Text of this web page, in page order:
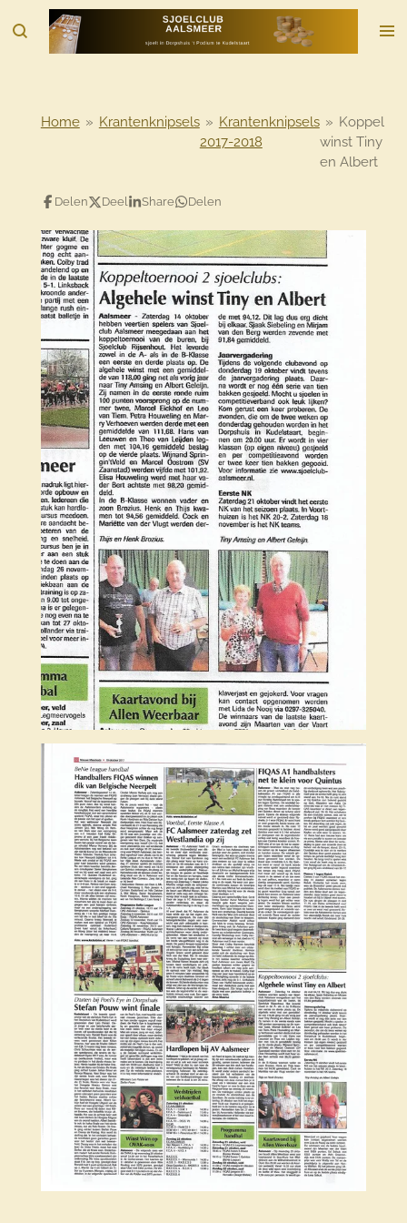
direct
Home » Krantenknipsels » Krantenknipsels
2017-2018
» Koppel
winst Tiny
en Albert
Delen Deel Share Delen